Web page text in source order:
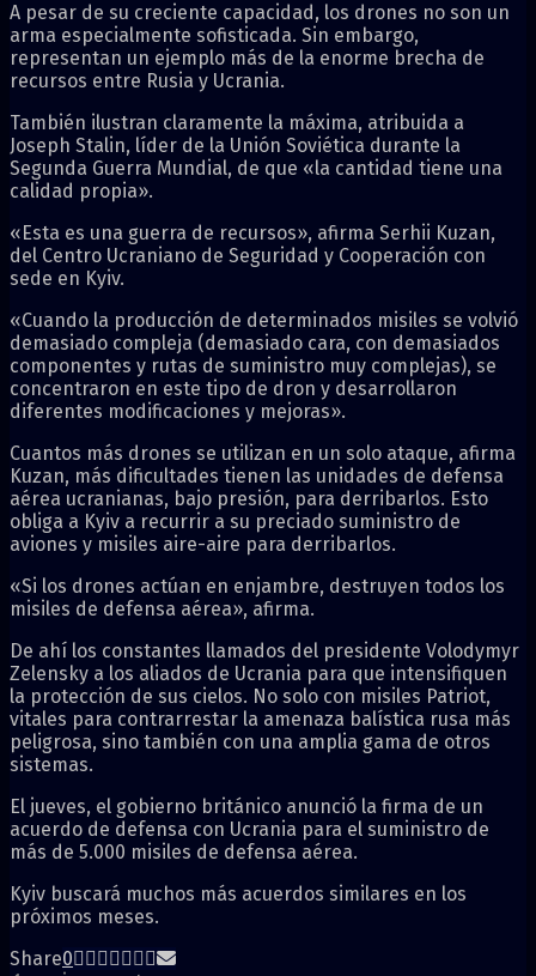
A pesar de su creciente capacidad, los drones no son un
arma especialmente sofisticada. Sin embargo,
representan un ejemplo más de la enorme brecha de
recursos entre Rusia y Ucrania.
También ilustran claramente la máxima, atribuida a
Joseph Stalin, líder de la Unión Soviética durante la
Segunda Guerra Mundial, de que «la cantidad tiene una
calidad propia».
«Esta es una guerra de recursos», afirma Serhii Kuzan,
del Centro Ucraniano de Seguridad y Cooperación con
sede en Kyiv.
«Cuando la producción de determinados misiles se volvió
demasiado compleja (demasiado cara, con demasiados
componentes y rutas de suministro muy complejas), se
concentraron en este tipo de dron y desarrollaron
diferentes modificaciones y mejoras».
Cuantos más drones se utilizan en un solo ataque, afirma
Kuzan, más dificultades tienen las unidades de defensa
aérea ucranianas, bajo presión, para derribarlos. Esto
obliga a Kyiv a recurrir a su preciado suministro de
aviones y misiles aire-aire para derribarlos.
«Si los drones actúan en enjambre, destruyen todos los
misiles de defensa aérea», afirma.
De ahí los constantes llamados del presidente Volodymyr
Zelensky a los aliados de Ucrania para que intensifiquen
la protección de sus cielos. No solo con misiles Patriot,
vitales para contrarrestar la amenaza balística rusa más
peligrosa, sino también con una amplia gama de otros
sistemas.
El jueves, el gobierno británico anunció la firma de un
acuerdo de defensa con Ucrania para el suministro de
más de 5.000 misiles de defensa aérea.
Kyiv buscará muchos más acuerdos similares en los
próximos meses.
Share0